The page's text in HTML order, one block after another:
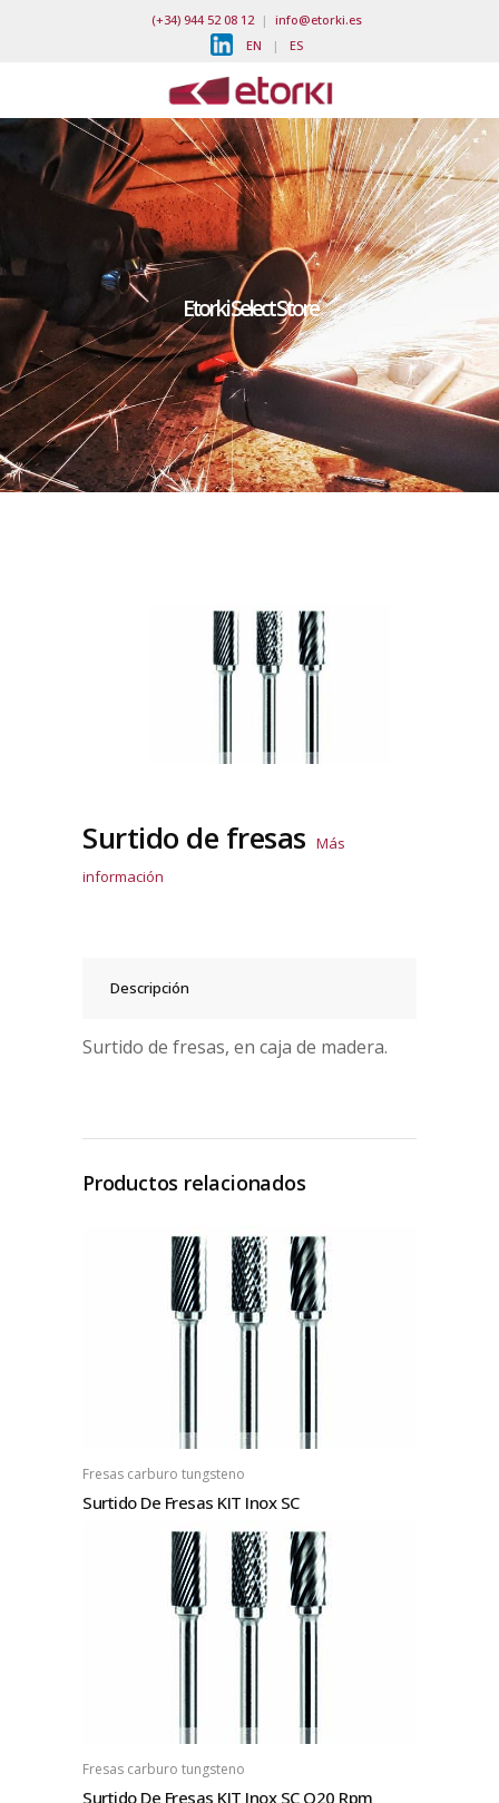
(+34) 944 52 08 12| info@etorki.es
EN | ES
Etorki Select Store
Surtido de fresas Más
información
Descripción
Surtido de fresas, en caja de madera.
Productos relacionados
Fresas carburo tungsteno
Surtido De Fresas KIT Inox SC
Fresas carburo tungsteno
Surtido De Fresas KIT Inox SC O20 Rpm